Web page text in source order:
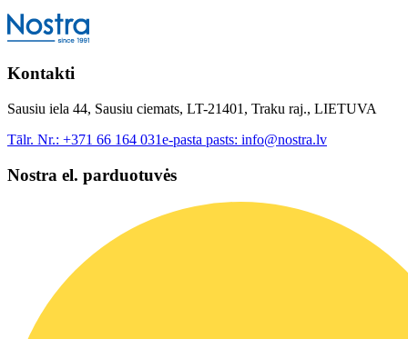
Kontakti
Sausiu iela 44, Sausiu ciemats, LT-21401, Traku raj., LIETUVA
Tālr. Nr.: +371 66 164 031e-pasta pasts: info@nostra.lv
Nostra el. parduotuvės